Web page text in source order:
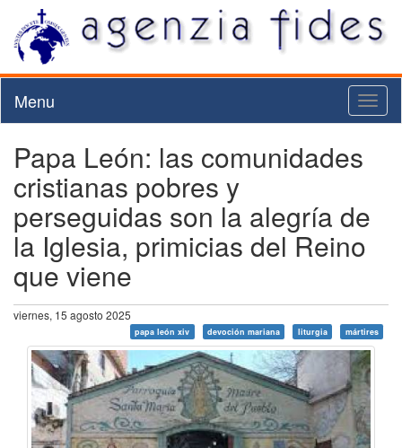
Menu
Papa León: las comunidades
cristianas pobres y
perseguidas son la alegría de
la Iglesia, primicias del Reino
que viene
viernes, 15 agosto 2025
papa león xiv devoción mariana liturgia mártires